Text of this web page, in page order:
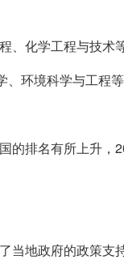
化学工程与技术
环境科学与工程等
的排名有所上升
地政府的政策支持